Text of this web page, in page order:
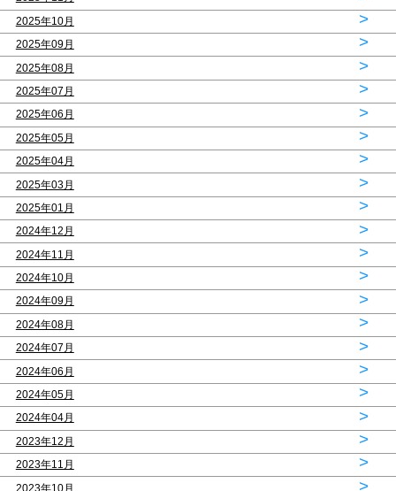
2025年10月 >
2025年09月 >
2025年08月 >
2025年07月 >
2025年06月 >
2025年05月 >
2025年04月 >
2025年03月 >
2025年01月 >
2024年12月 >
2024年11月 >
2024年10月 >
2024年09月 >
2024年08月 >
2024年07月 >
2024年06月 >
2024年05月 >
2024年04月 >
2023年12月 >
2023年11月 >
2023年10月 >